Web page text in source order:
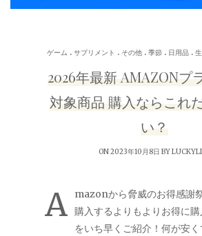
ゲーム . サプリメント . その他. 季節 . 日用品.
2026年最新 AMAZONプ
対象商品 購入ならこれ
い？
ON 2023年10月8日 BY
A
mazonから脅威のお得感謝
購入するよりもよりお得に
をいち早くご紹介！何が安